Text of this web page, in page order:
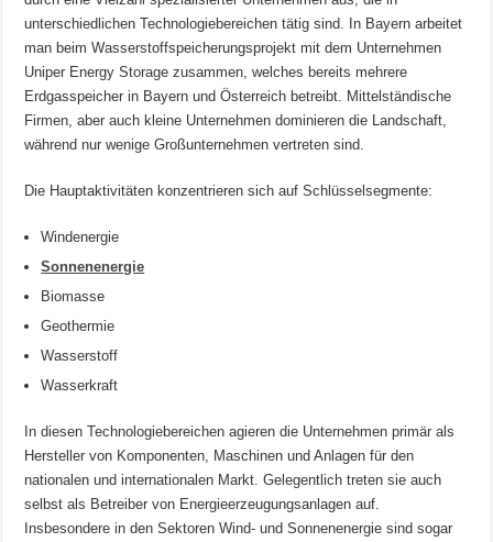
unterschiedlichen Technologiebereichen tätig sind. In Bayern arbeitet
man beim Wasserstoffspeicherungsprojekt mit dem Unternehmen
Uniper Energy Storage zusammen, welches bereits mehrere
Erdgasspeicher in Bayern und Österreich betreibt. Mittelständische
Firmen, aber auch kleine Unternehmen dominieren die Landschaft,
während nur wenige Großunternehmen vertreten sind.
Die Hauptaktivitäten konzentrieren sich auf Schlüsselsegmente:
Windenergie
Sonnenenergie
Biomasse
Geothermie
Wasserstoff
Wasserkraft
In diesen Technologiebereichen agieren die Unternehmen primär als
Hersteller von Komponenten, Maschinen und Anlagen für den
nationalen und internationalen Markt. Gelegentlich treten sie auch
selbst als Betreiber von Energieerzeugungsanlagen auf.
Insbesondere in den Sektoren Wind- und Sonnenenergie sind sogar